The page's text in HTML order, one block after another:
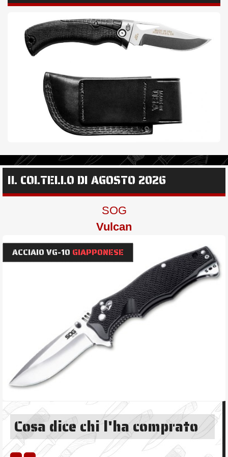
IL COLTELLO DI AGOSTO 2026
SOG
Vulcan
ACCIAIO VG-10 GIAPPONESE
Cosa dice chi l'ha comprato